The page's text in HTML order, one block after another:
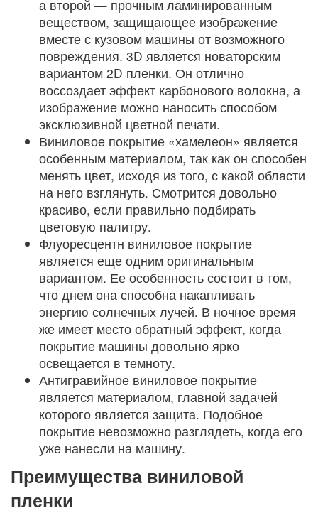
а второй — прочным ламинированным
веществом, защищающее изображение
вместе с кузовом машины от возможного
повреждения. 3D является новаторским
вариантом 2D пленки. Он отлично
воссоздает эффект карбонового волокна, а
изображение можно наносить способом
эксклюзивной цветной печати.
Виниловое покрытие «хамелеон» является
особенным материалом, так как он способен
менять цвет, исходя из того, с какой области
на него взглянуть. Смотрится довольно
красиво, если правильно подбирать
цветовую палитру.
Флуоресцентн виниловое покрытие
является еще одним оригинальным
вариантом. Ее особенность состоит в том,
что днем она способна накапливать
энергию солнечных лучей. В ночное время
же имеет место обратный эффект, когда
покрытие машины довольно ярко
освещается в темноту.
Антигравийное виниловое покрытие
является материалом, главной задачей
которого является защита. Подобное
покрытие невозможно разглядеть, когда его
уже нанесли на машину.
Преимущества виниловой
пленки